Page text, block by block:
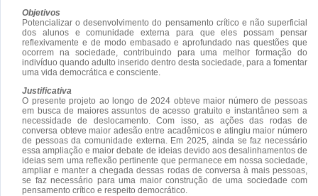
Objetivos
Potencializar o desenvolvimento do pensamento crítico e não superficial
dos alunos e comunidade externa para que eles possam pensar
reflexivamente e de modo embasado e aprofundado nas questões que
ocorrem na sociedade, contribuindo para uma melhor formação do
indivíduo quando adulto inserido dentro desta sociedade, para a fomentar
uma vida democrática e consciente.
Justificativa
O presente projeto ao longo de 2024 obteve maior número de pessoas
em busca de maiores assuntos de acesso gratuito e instantâneo sem a
necessidade de deslocamento. Com isso, as ações das rodas de
conversa obteve maior adesão entre acadêmicos e atingiu maior número
de pessoas da comunidade externa. Em 2025, ainda se faz necessário
essa ampliação e maior debate de ideias devido aos desalinhamentos de
ideias sem uma reflexão pertinente que permanece em nossa sociedade,
ampliar e manter a chegada dessas rodas de conversa à mais pessoas,
se faz necessário para uma maior construção de uma sociedade com
pensamento crítico e respeito democrático.